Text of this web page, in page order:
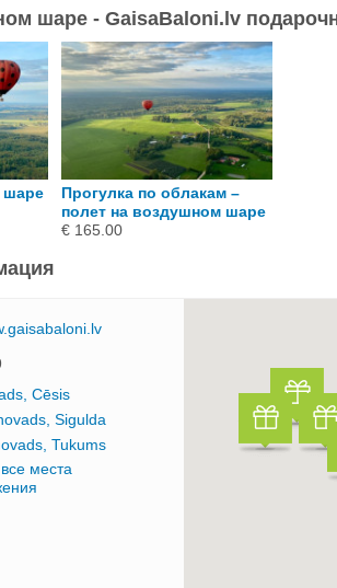
шаре - GaisaBaloni.lv
шаре
Прогулка по облакам –
полет на воздушном шаре
€ 165.00
Cēsis
Sigulda
Tukums
места